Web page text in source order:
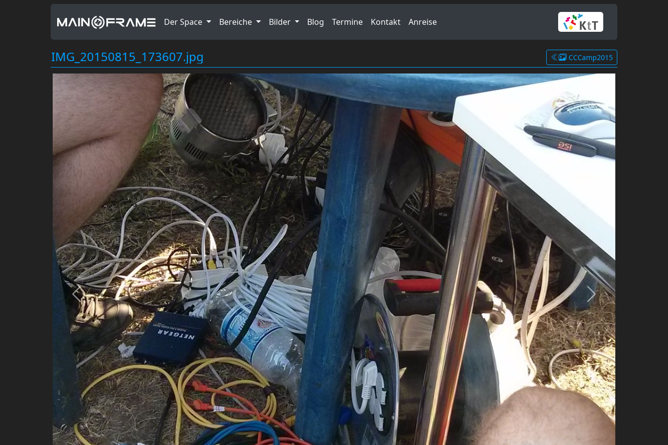
Der Space Bereiche Bilder Blog Termine Kontakt Anreise
IMG_20150815_173607.jpg CCCamp2015